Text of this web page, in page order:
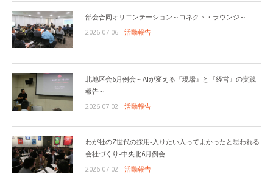
部会合同オリエンテーション～コネクト・ラウンジ～
2026.07.06
活動報告
北地区会6月例会～AIが変える『現場』と『経営』の実践
報告～
2026.07.02
活動報告
わが社のZ世代の採用-入りたい入ってよかったと思われる
会社づくり-中央北6月例会
2026.07.02
活動報告